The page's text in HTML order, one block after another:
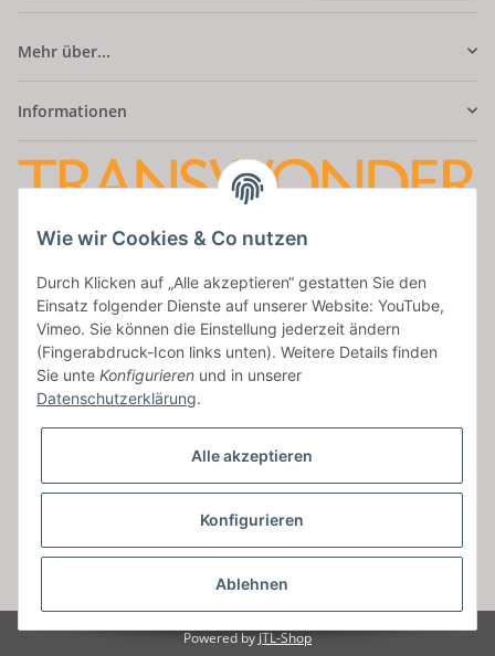
Mehr über...
Informationen
Aumaische Str. 47
07937 Zeulenroda
Tel: 036628/954427
service@transwonder.de
* Alle Preise inkl. gesetzlicher USt., zzgl.Versand
Powered byJTL-Shop
Wie wir Cookies & Co nutzen
Durch Klicken auf „Alle akzeptieren“ gestatten Sie den
Einsatz folgender Dienste auf unserer Website: YouTube,
Vimeo. Sie können die Einstellung jederzeit ändern
(Fingerabdruck-Icon links unten). Weitere Details finden
Sie unte Konfigurieren und in unserer
Datenschutzerklärung.
Alle akzeptieren
Konfigurieren
Ablehnen